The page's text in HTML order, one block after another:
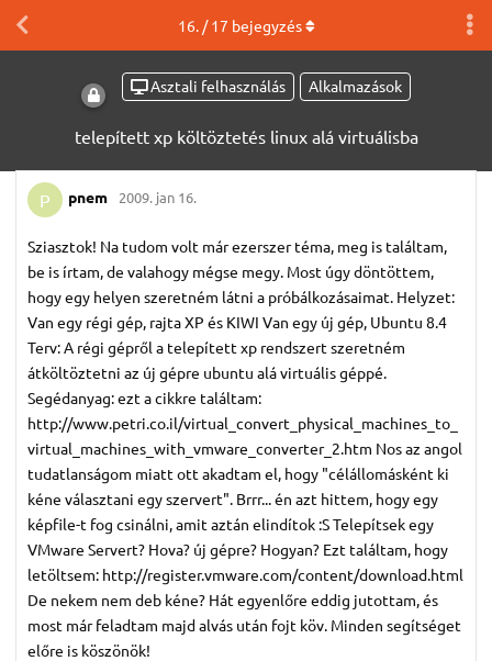
Asztali felhasználás Alkalmazások
telepített xp költöztetés linux alá virtuálisba
16. /17 bejegyzés
P pnem 2009. jan 16.
Sziasztok! Na tudom volt már ezerszer téma, meg is találtam,
be is írtam, de valahogy mégse megy. Most úgy döntöttem,
hogy egy helyen szeretném látni a próbálkozásaimat. Helyzet:
Van egy régi gép, rajta XP és KIWI Van egy új gép, Ubuntu 8.4
Terv: A régi gépről a telepített xp rendszert szeretném
átköltöztetni az új gépre ubuntu alá virtuális géppé.
Segédanyag: ezt a cikkre találtam:
http://www.petri.co.il/virtual_convert_physical_machines_to_
virtual_machines_with_vmware_converter_2.htm Nos az angol
tudatlanságom miatt ott akadtam el, hogy "célállomásként ki
kéne választani egy szervert". Brrr... én azt hittem, hogy egy
képfile-t fog csinálni, amit aztán elindítok :S Telepítsek egy
VMware Servert? Hova? új gépre? Hogyan? Ezt találtam, hogy
letöltsem: http://register.vmware.com/content/download.html
De nekem nem deb kéne? Hát egyenlőre eddig jutottam, és
most már feladtam majd alvás után fojt köv. Minden segítséget
előre is köszönök!